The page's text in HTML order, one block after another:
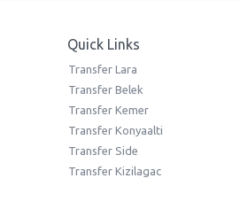
Quick Links
Transfer Lara
Transfer Belek
Transfer Kemer
Transfer Konyaalti
Transfer Side
Transfer Kizilagac